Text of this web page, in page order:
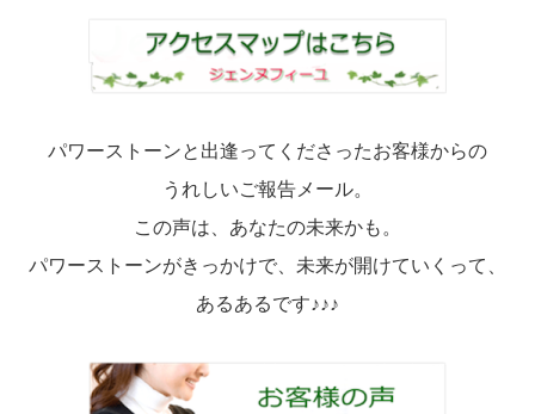
パワーストーンと出逢ってくださったお客様からの
うれしいご報告メール。
この声は、あなたの未来かも。
パワーストーンがきっかけで、未来が開けていくって、
あるあるです♪♪♪